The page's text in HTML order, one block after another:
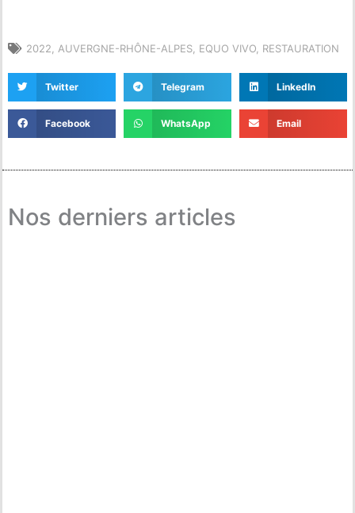
2022, AUVERGNE-RHÔNE-ALPES, EQUO VIVO, RESTAURATION
Twitter Telegram LinkedIn
Facebook WhatsApp Email
Nos derniers articles